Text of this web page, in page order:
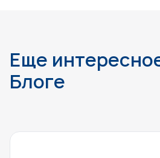
Еще
Блоге